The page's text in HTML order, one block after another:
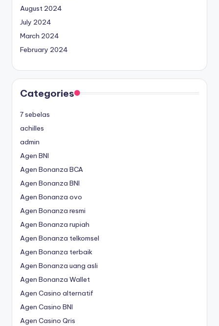
August 2024
July 2024
March 2024
February 2024
Categories
7 sebelas
achilles
admin
Agen BNI
Agen Bonanza BCA
Agen Bonanza BNI
Agen Bonanza ovo
Agen Bonanza resmi
Agen Bonanza rupiah
Agen Bonanza telkomsel
Agen Bonanza terbaik
Agen Bonanza uang asli
Agen Bonanza Wallet
Agen Casino alternatif
Agen Casino BNI
Agen Casino Qris